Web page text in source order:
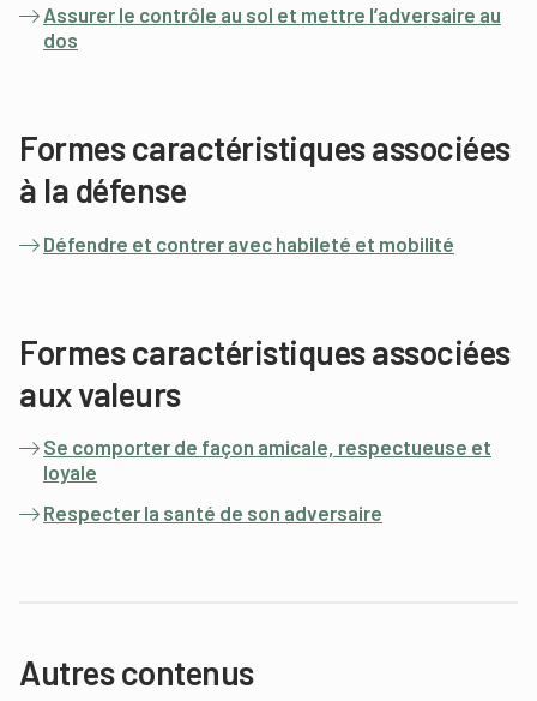
Assurer le contrôle au sol et mettre l’adversaire au
dos
Formes caractéristiques associées
à la défense
Défendre et contrer avec habileté et mobilité
Formes caractéristiques associées
aux valeurs
Se comporter de façon amicale, respectueuse et
loyale
Respecter la santé de son adversaire
Autres contenus